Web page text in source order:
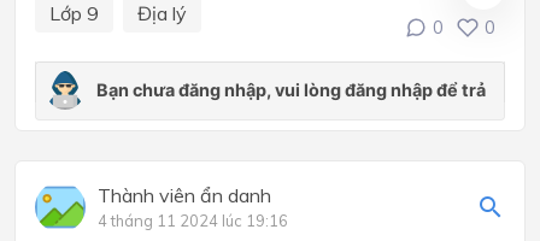
Lớp 9 Địa lý
0 0
Thành viên ẩn danh
4 tháng 11 2024 lúc 19:16